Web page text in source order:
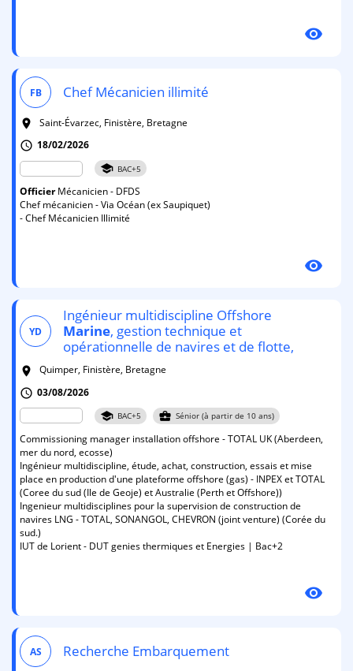
visibility
FB Chef Mécanicien illimité
room
Saint-Évarzec, Finistère, Bretagne
schedule 18/02/2026
school BAC+5
OfficierMécanicien - DFDS
Chef mécanicien - Via Océan (ex Saupiquet)
- Chef Mécanicien Illimité
visibility
YD
Ingénieur multidiscipline Offshore
Marine, gestion technique et
opérationnelle de navires et de flotte,
room
Quimper, Finistère, Bretagne
schedule 03/08/2026
school BAC+5 business_center Sénior (à partir de 10 ans)
Commissioning manager installation offshore - TOTAL UK (Aberdeen,
mer du nord, ecosse)
Ingénieur multidiscipline, étude, achat, construction, essais et mise
place en production d'une plateforme offshore (gas) - INPEX et TOTAL
(Coree du sud (Ile de Geoje) et Australie (Perth et Offshore))
Ingenieur multidisciplines pour la supervision de construction de
navires LNG - TOTAL, SONANGOL, CHEVRON (joint venture) (Corée du
sud.)
IUT de Lorient - DUT genies thermiques et Energies | Bac+2
visibility
AS Recherche Embarquement